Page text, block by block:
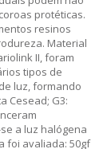
protéticas.
resinos
Material
II, foram
tipos de
luz, formando
Cesead; G3:
a luz halógena
foi avaliada: 50gf